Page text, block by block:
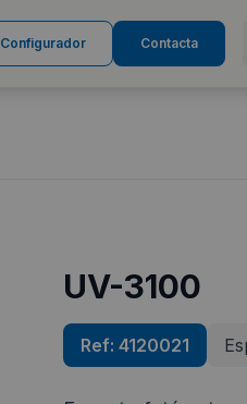
Configurador Contacta
UV-3100
Ref: 4120021